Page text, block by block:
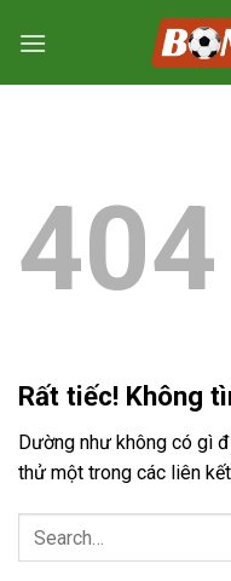
qua
404
Rất tiếc! Không
Dường như không có gì
thử một trong các liên